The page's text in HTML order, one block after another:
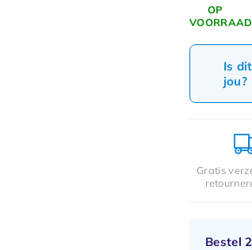
OP
VOORRAAD
Is
jou?
Gratis
Bestel